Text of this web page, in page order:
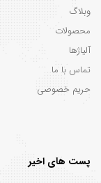
وبلاگ
محصولات
آلیاژها
تماس با ما
حریم خصوصی
پست های اخیر